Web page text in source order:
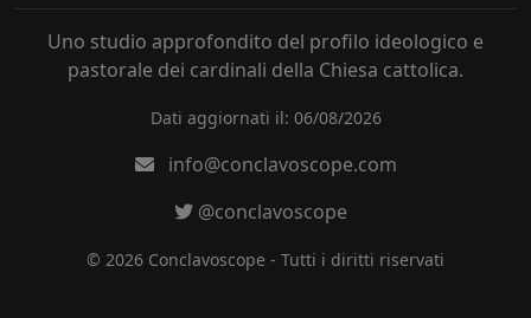
Uno studio approfondito del profilo ideologico e
pastorale dei cardinali della Chiesa cattolica.
Dati aggiornati il: 06/08/2026
info@conclavoscope.com
@conclavoscope
© 2026 Conclavoscope - Tutti i diritti riservati